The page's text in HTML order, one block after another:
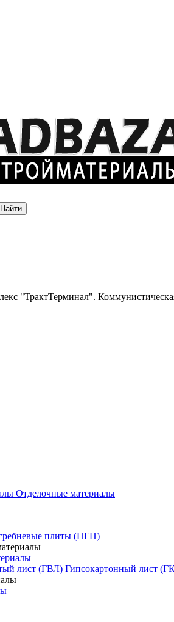
Найти
"ТрактТерминал".
Отделочные материалы
плиты (ПГП)
лист (ГВЛ) Гипсокартонный лист